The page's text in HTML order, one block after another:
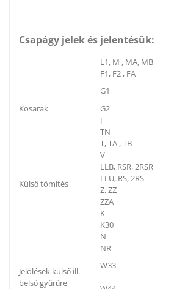
Csapágy jelek és jelentésük:
Kosarak
L1, M , MA, MB
F1, F2 , FA
G1
G2
J
TN
T, TA , TB
V
Külső tömítés
LLB, RSR, 2RSR
LLU, RS, 2RS
Z, ZZ
ZZA
Jelölések külső ill.
belső gyűrűre
K
K30
N
NR
W33